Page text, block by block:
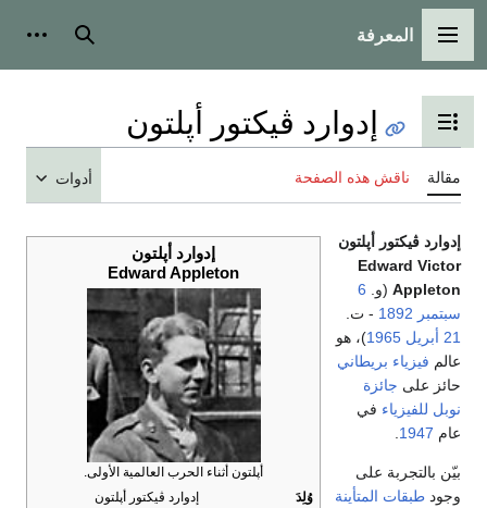
القائمة الرئيسية
المعرفة بحث
تبديل عرض جدول المحتويات
إدوارد ڤيكتور أپلتون
مقالة ناقش هذه الصفحة أدوات
إدوارد أپلتون
Edward Appleton
أپلتون أثناء الحرب العالمية الأولى.
وُلِدَ
إدوارد ڤيكتور أپلتون
إدوارد ڤيكتور أپلتون
Edward Victor
Appleton (و. 6
سبتمبر 1892 - ت.
21 أبريل
1965)، هو
عالم فيزياء بريطاني
حائز على جائزة
نوبل للفيزياء في
عام 1947
بيّن بالتجربة على
وجود طبقات المتأينة